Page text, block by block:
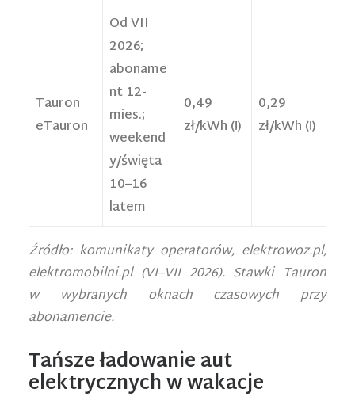
Tauron
eTauron
Od VII
2026;
aboname
nt 12-
mies.;
weekend
y/święta
10–16
latem
0,49
zł/kWh (!)
0,29
zł/kWh (!)
Źródło: komunikaty operatorów, elektrowoz.pl,
elektromobilni.pl (VI–VII 2026). Stawki Tauron
w wybranych oknach czasowych przy
abonamencie.
Tańsze ładowanie aut
elektrycznych w wakacje